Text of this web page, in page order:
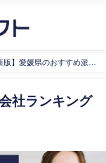
版】愛媛県のおすすめ派遣
社ランキング